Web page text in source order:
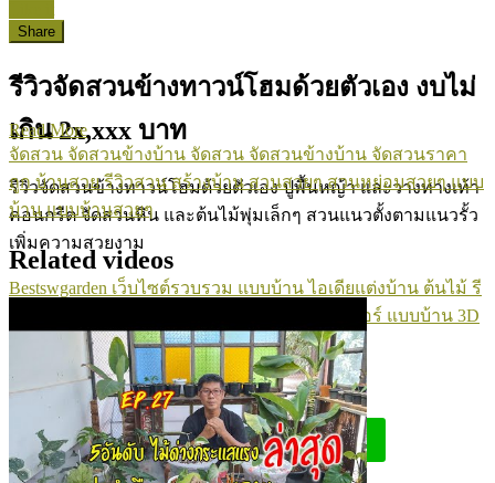
Share
รีวิวจัดสวนข้างทาวน์โฮมด้วยตัวเอง งบไม่
เกิน 2x,xxx บาท
รีวิวจัดสวนข้างทาวน์โฮมด้วยตัวเอง ปูพื้นหญ้า และวางทางเท้า
คอนกรีต จัดสวนหิน และต้นไม้พุ่มเล็กๆ สวนแนวตั้งตามแนวรั้ว
เพิ่มความสวยงาม
Bestswgarden เว็บไซต์รวบรวม แบบบ้าน ไอเดียแต่งบ้าน ต้นไม้ รี
โนเวทบ้าน ห้องนอน ห้องครัว จัดสวน เฟอร์นิเจอร์ แบบบ้าน 3D
เรื่องฮิตติดกระแส ข่าวฮิตติดSocial
Read More
จัดสวน จัดสวนข้างบ้าน จัดสวน จัดสวนข้างบ้าน จัดสวนราคา
ถูกบ้านสวยรีวิวสวนสร้างบ้านสวนสวยๆสวนหย่อมสวยๆแบบ
บ้านแบบบ้านสวยๆ
Related videos